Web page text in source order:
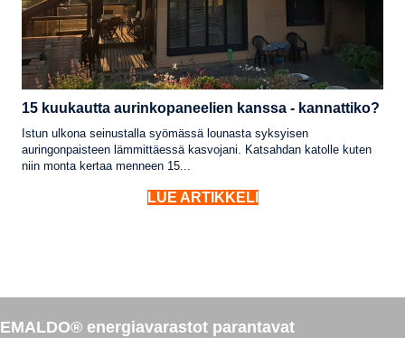
15 kuukautta aurinkopaneelien kanssa - kannattiko?
Istun ulkona seinustalla syömässä lounasta syksyisen
auringonpaisteen lämmittäessä kasvojani. Katsahdan katolle kuten
niin monta kertaa menneen 15...
LUE ARTIKKELI
EMALDO® energiavarastot parantavat